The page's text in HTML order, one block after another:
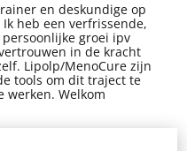
en deskundige op
heb een verfrissende,
groei ipv
in de kracht
Lipolp/MenoCure zijn
tools om dit traject te
werken. Welkom